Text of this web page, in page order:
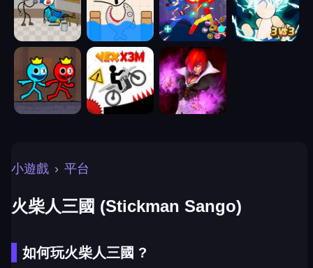
小遊戲 › 平台
火柴人三國 (Stickman Sango)
如何玩火柴人三國 ?